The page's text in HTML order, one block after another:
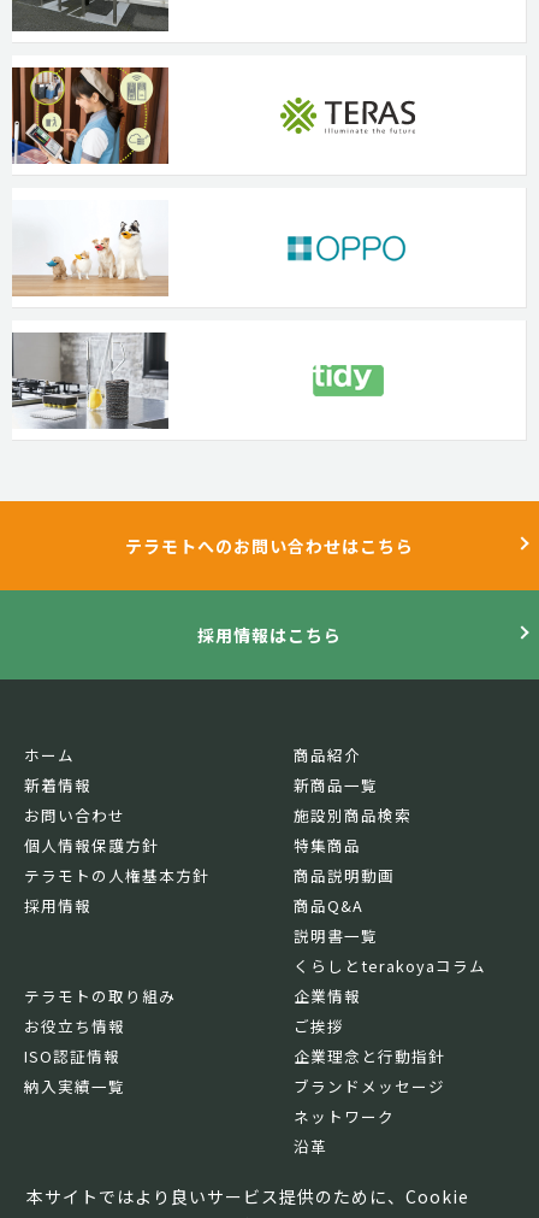
本サイトではより良いサービス提供のために、Cookie
テラモトへのお問い合わせはこちら
採用情報はこちら
ホーム
新着情報
お問い合わせ
個人情報保護方針
テラモトの人権基本方針
採用情報
商品紹介
新商品一覧
施設別商品検索
特集商品
商品説明動画
商品Q&A
説明書一覧
くらしとterakoyaコラム
テラモトの取り組み
お役立ち情報
ISO認証情報
納入実績一覧
企業情報
ご挨拶
企業理念と行動指針
ブランドメッセージ
ネットワーク
沿革